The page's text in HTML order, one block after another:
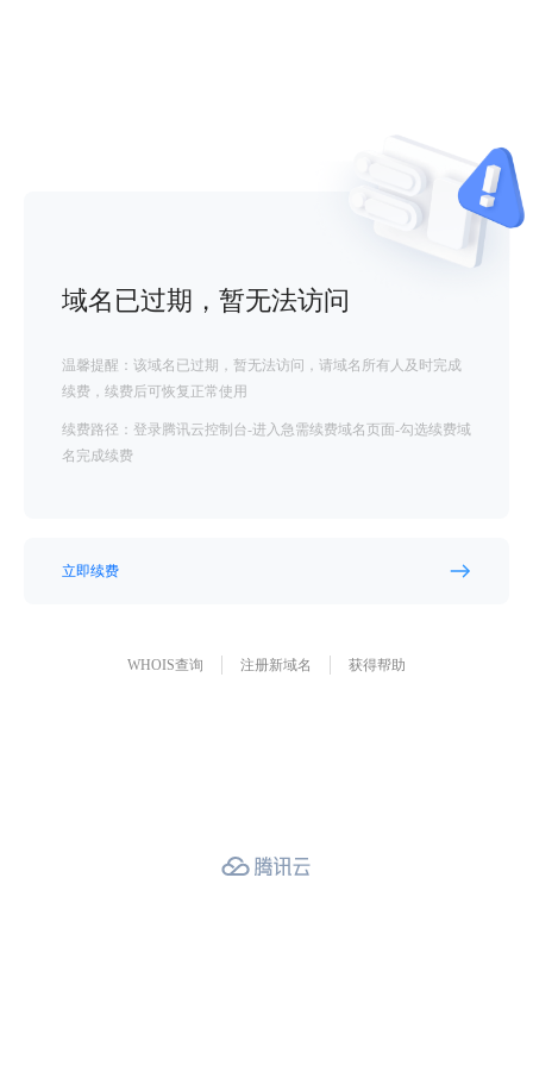
域名已过期，暂无法访问
温馨提醒：该域名已过期，暂无法访问，请域名所有人及时完成
续费，续费后可恢复正常使用
续费路径：登录腾讯云控制台-进入急需续费域名页面-勾选续费域
名完成续费
立即续费
WHOIS查询 注册新域名 获得帮助